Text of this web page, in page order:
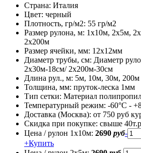
Страна: Италия
Цвет: черный
Плотность, гр/м2: 55 гр/м2
Размер рулона, м: 1х10м, 2х5м,
2х200м
Размер ячейки, мм: 12х12мм
Диаметр трубы, cм: Диаметр
2х30м-18см/ 2х200м-30см
Длина рул., м: 5м, 10м, 30м, 200м
Толщина, мм: пруток-леска 1мм
Тип сетки: Материал
Температурный режим: -60°С -
Доставка (Москва): от 750 руб
Скидка при покупке: свыше
Цена / рулон 1х10м: 2690 руб-
+Купить